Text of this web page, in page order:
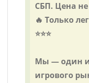
СБП. Цена
🔥 Только
⭐️⭐️⭐️
Мы — один
игрового